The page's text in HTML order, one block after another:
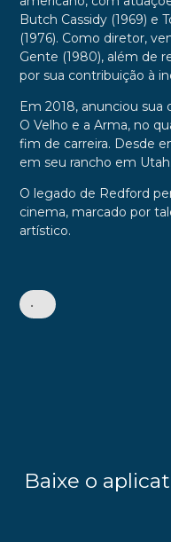
Butch Cassidy (1969) e
(1976). Como diretor,
Gente (1980), além de
por sua contribuição à
Em 2018, anunciou
O Velho e a Arma, no
fim de carreira. Desde
em seu rancho em Utah.
O legado de Redford
cinema, marcado por
artístico.
•
Baixe o